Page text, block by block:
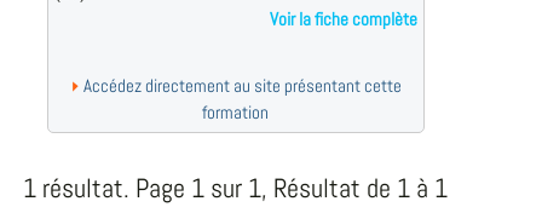
Voir la fiche complète
Accédez directement au site présentant cette
formation
1 résultat. Page 1 sur 1, Résultat de 1 à 1